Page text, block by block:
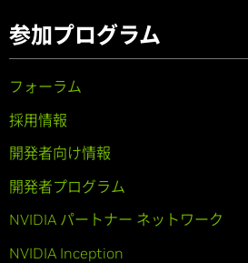
参加プログラム
フォーラム
採用情報
開発者向け情報
開発者プログラム
NVIDIA パートナー ネットワーク
NVIDIA Inception